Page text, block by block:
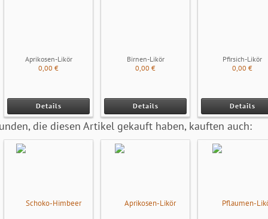
Aprikosen-Likör
0,00 €
Details
Birnen-Likör
0,00 €
Details
Pfirsich-Likör
0,00 €
Details
die diesen Artikel gekauft haben, kauften auch: